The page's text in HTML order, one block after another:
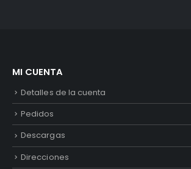
MI CUENTA
Detalles de la cuenta
Pedidos
Descargas
Direcciones